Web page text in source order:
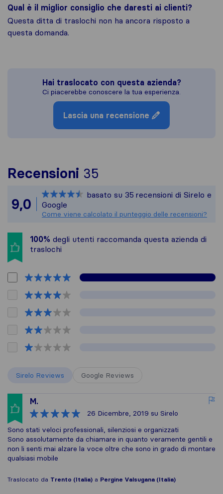
Qual è il miglior consiglio che daresti ai clienti?
Questa ditta di traslochi non ha ancora risposto a
questa domanda.
Hai traslocato con questa azienda?
Ci piacerebbe conoscere la tua esperienza.
Lascia una recensione
Recensioni 35
Tutte le recensioni
9,0
basato su 35 recensioni di Sirelo e
Google
Come viene calcolato il punteggio delle recensioni?
100% degli utenti raccomanda questa azienda di
traslochi
Sirelo Reviews Google Reviews
M.
26 Dicembre, 2019 su Sirelo
Sono stati veloci professionali, silenziosi e organizzati
Sono assolutamente da chiamare in quanto veramente gentili e
non li senti mai alzare la voce oltre che sono in grado di montare
qualsiasi mobile
Traslocato da Trento (Italia) a Pergine Valsugana (Italia)